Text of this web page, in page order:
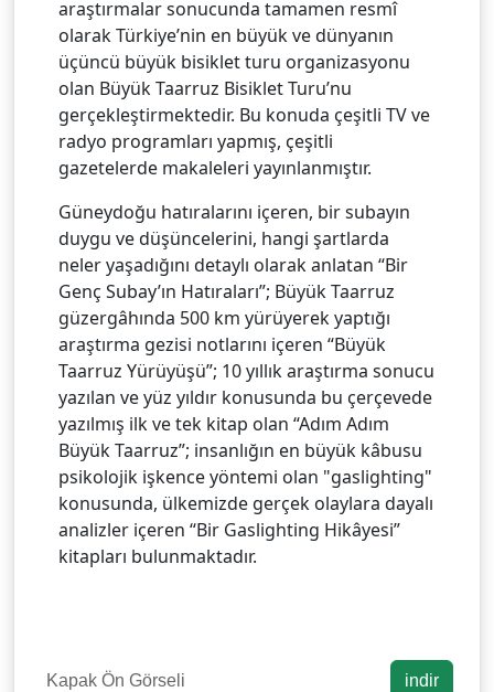
araştırmalar sonucunda tamamen resmî
olarak Türkiye’nin en büyük ve dünyanın
üçüncü büyük bisiklet turu organizasyonu
olan Büyük Taarruz Bisiklet Turu’nu
gerçekleştirmektedir. Bu konuda çeşitli TV ve
radyo programları yapmış, çeşitli
gazetelerde makaleleri yayınlanmıştır.
Güneydoğu hatıralarını içeren, bir subayın
duygu ve düşüncelerini, hangi şartlarda
neler yaşadığını detaylı olarak anlatan “Bir
Genç Subay’ın Hatıraları”; Büyük Taarruz
güzergâhında 500 km yürüyerek yaptığı
araştırma gezisi notlarını içeren “Büyük
Taarruz Yürüyüşü”; 10 yıllık araştırma sonucu
yazılan ve yüz yıldır konusunda bu çerçevede
yazılmış ilk ve tek kitap olan “Adım Adım
Büyük Taarruz”; insanlığın en büyük kâbusu
psikolojik işkence yöntemi olan "gaslighting"
konusunda, ülkemizde gerçek olaylara dayalı
analizler içeren “Bir Gaslighting Hikâyesi”
kitapları bulunmaktadır.
Kapak Ön Görseli indir